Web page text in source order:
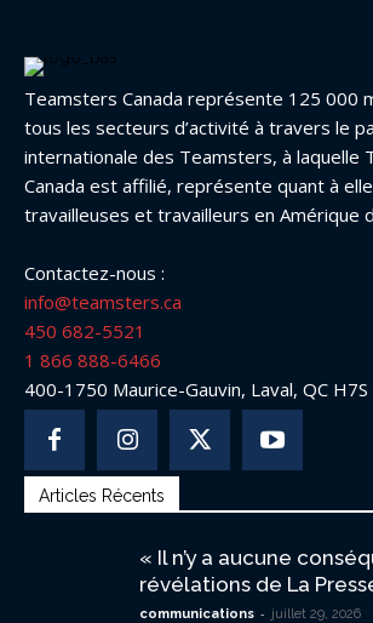
Teamsters Canada représente 125 000
tous les secteurs d’activité à travers le
internationale des Teamsters, à laquelle
Canada est affilié, représente quant à
travailleuses et travailleurs en Amérique
Contactez-nous :
info@teamsters.ca
450 682-5521
1 866 888-6466
400-1750 Maurice-Gauvin, Laval, QC H7S
Articles Récents
« Il n’y a aucune
révélations de La
communications - juillet 29, 2026